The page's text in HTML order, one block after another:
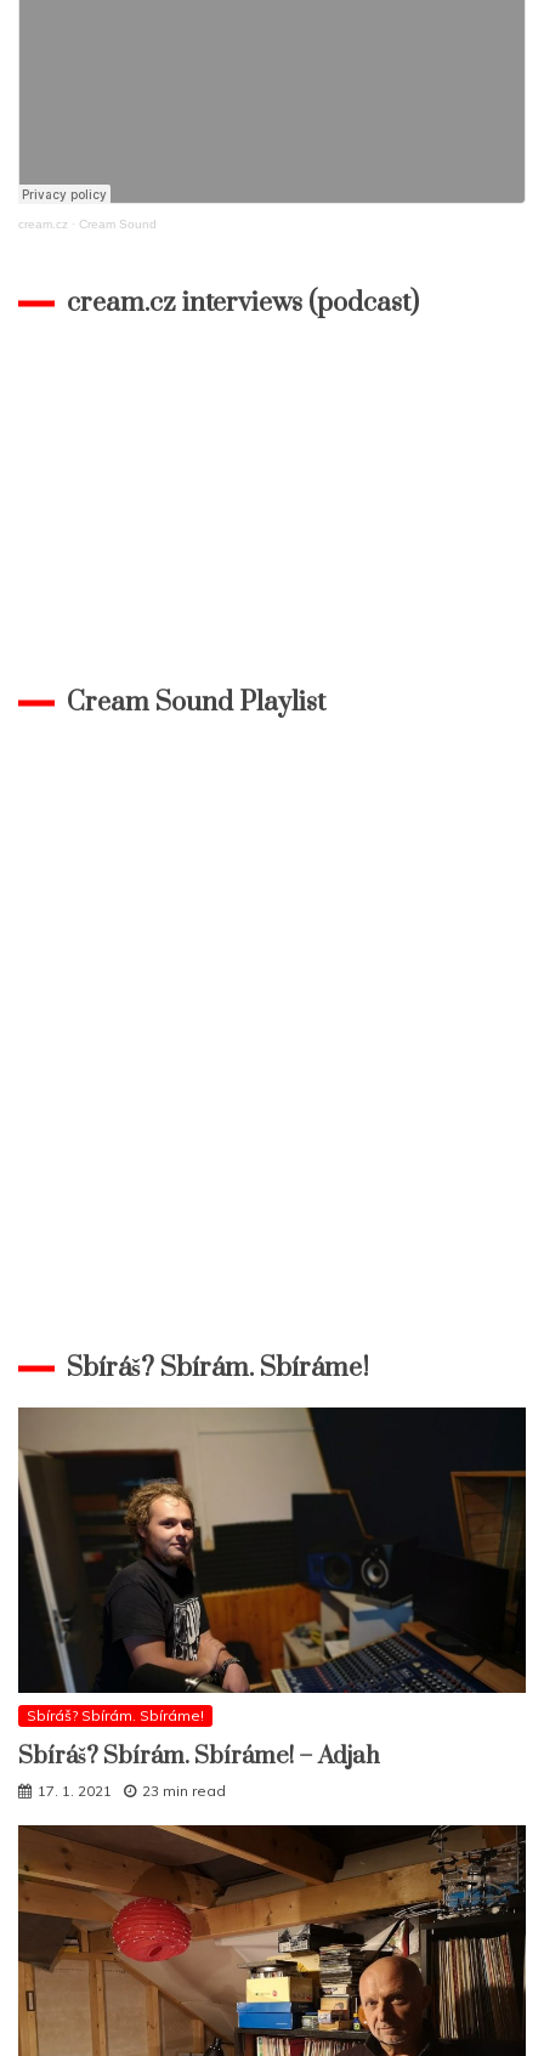
cream.cz · Cream Sound
cream.cz interviews (podcast)
Cream Sound Playlist
Sbíráš? Sbírám. Sbíráme!
Sbíráš? Sbírám. Sbíráme!
Sbíráš? Sbírám. Sbíráme! – Adjah
17. 1. 2021 23 min read